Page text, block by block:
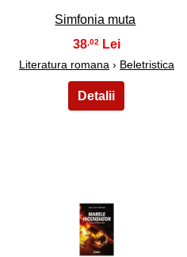
Simfonia muta
38,02
Literatura romana › Beletristica
34